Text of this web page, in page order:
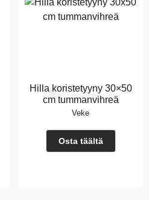
Hilla koristetyyny 30×50
cm tummanvihreä
Veke
Osta täältä